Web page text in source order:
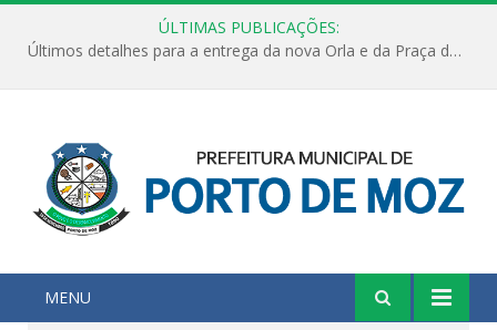
ÚLTIMAS PUBLICAÇÕES:
Últimos detalhes para a entrega da nova Orla e da Praça do Praião
MENU